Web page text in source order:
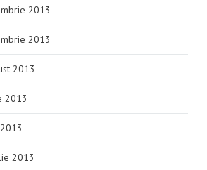
2013
2013
2013
2013
2013